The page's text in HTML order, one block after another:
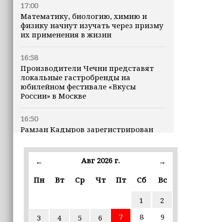
17:00
Математику, биологию, химию и
физику начнут изучать через призму
их применения в жизни
16:58
Производители Чечни представят
локальные гастробренды на
юбилейном фестивале «Вкусы
России» в Москве
16:50
Рамзан Кадыров зарегистрирован
16:47
землетрясения, рассказала
16:12
← Авг 2026 г.
→
Пн
Вт Ср Чт Пт Сб Вс
1
2
3
4 5 6 7 8
9